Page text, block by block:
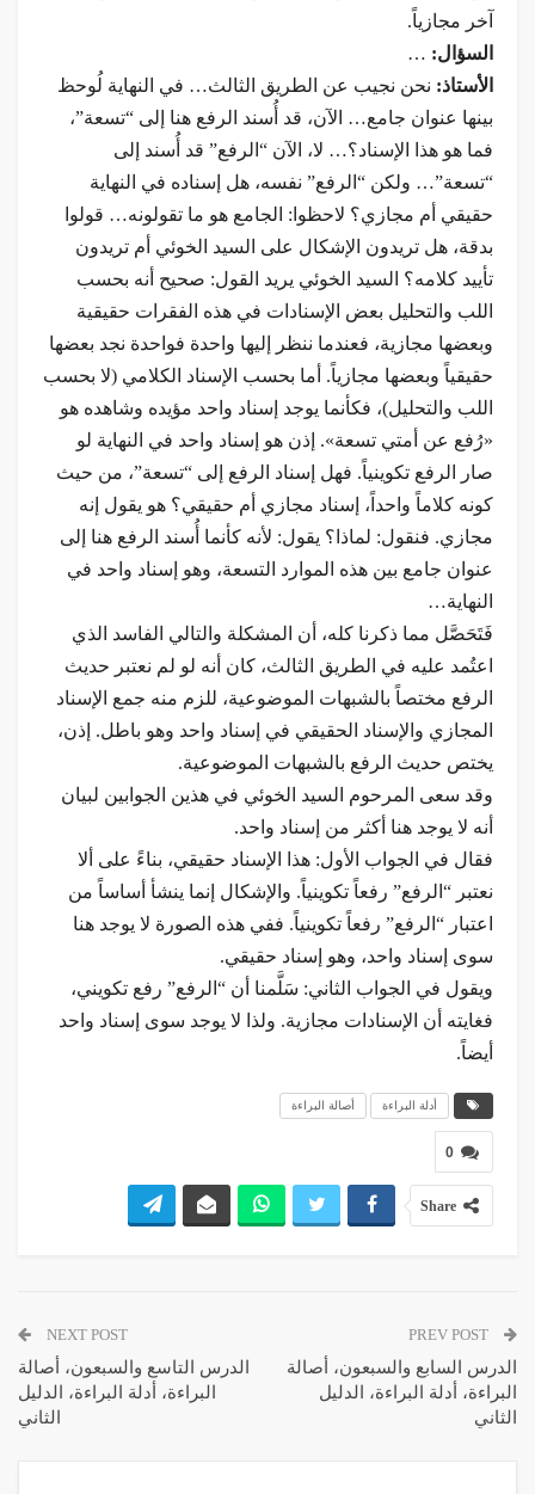
آخر مجازياً.
السؤال: …
الأستاذ: نحن نجيب عن الطريق الثالث… في النهاية لُوحظ
بينها عنوان جامع… الآن، قد أُسند الرفع هنا إلى “تسعة”،
فما هو هذا الإسناد؟… لا، الآن “الرفع” قد أُسند إلى
“تسعة”… ولكن “الرفع” نفسه، هل إسناده في النهاية
حقيقي أم مجازي؟ لاحظوا: الجامع هو ما تقولونه… قولوا
بدقة، هل تريدون الإشكال على السيد الخوئي أم تريدون
تأييد كلامه؟ السيد الخوئي يريد القول: صحيح أنه بحسب
اللب والتحليل بعض الإسنادات في هذه الفقرات حقيقية
وبعضها مجازية، فعندما ننظر إليها واحدة فواحدة نجد بعضها
حقيقياً وبعضها مجازياً. أما بحسب الإسناد الكلامي (لا بحسب
اللب والتحليل)، فكأنما يوجد إسناد واحد مؤيده وشاهده هو
«رُفع عن أمتي تسعة». إذن هو إسناد واحد في النهاية لو
صار الرفع تكوينياً. فهل إسناد الرفع إلى “تسعة”، من حيث
كونه كلاماً واحداً، إسناد مجازي أم حقيقي؟ هو يقول إنه
مجازي. فنقول: لماذا؟ يقول: لأنه كأنما أُسند الرفع هنا إلى
عنوان جامع بين هذه الموارد التسعة، وهو إسناد واحد في
النهاية…
فَتَحَصَّل مما ذكرنا كله، أن المشكلة والتالي الفاسد الذي
اعتُمد عليه في الطريق الثالث، كان أنه لو لم نعتبر حديث
الرفع مختصاً بالشبهات الموضوعية، للزم منه جمع الإسناد
المجازي والإسناد الحقيقي في إسناد واحد وهو باطل. إذن،
يختص حديث الرفع بالشبهات الموضوعية.
وقد سعى المرحوم السيد الخوئي في هذين الجوابين لبيان
أنه لا يوجد هنا أكثر من إسناد واحد.
فقال في الجواب الأول: هذا الإسناد حقيقي، بناءً على ألا
نعتبر “الرفع” رفعاً تكوينياً. والإشكال إنما ينشأ أساساً من
اعتبار “الرفع” رفعاً تكوينياً. ففي هذه الصورة لا يوجد هنا
سوى إسناد واحد، وهو إسناد حقيقي.
ويقول في الجواب الثاني: سَلَّمنا أن “الرفع” رفع تكويني،
فغايته أن الإسنادات مجازية. ولذا لا يوجد سوى إسناد واحد
أيضاً.
أدلة البراءة أصالة البراءة
0
Share
الدرس السابع والسبعون، أصالة
البراءة، أدلة البراءة، الدليل
الثاني
NEXT POST
الدرس التاسع والسبعون، أصالة
البراءة، أدلة البراءة، الدليل
الثاني